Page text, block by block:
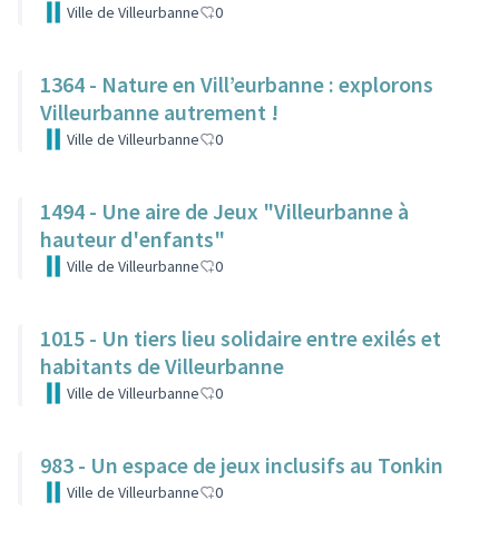
Ville de Villeurbanne 0
1364 - Nature en Vill’eurbanne : explorons
Villeurbanne autrement !
Ville de Villeurbanne 0
1494 - Une aire de Jeux "Villeurbanne à
hauteur d'enfants"
Ville de Villeurbanne 0
1015 - Un tiers lieu solidaire entre exilés et
habitants de Villeurbanne
Ville de Villeurbanne 0
983 - Un espace de jeux inclusifs au Tonkin
Ville de Villeurbanne 0